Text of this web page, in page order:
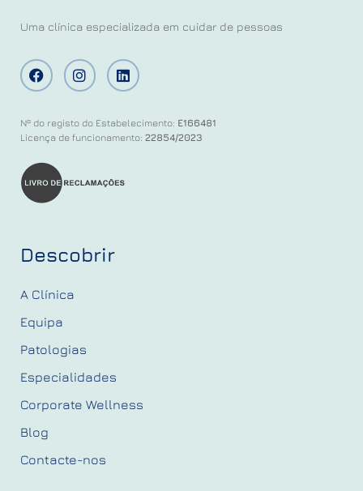
Uma clínica especializada em cuidar de pessoas
Nº do registo do Estabelecimento: E166481
Licença de funcionamento: 22854/2023
Descobrir
A Clínica
Equipa
Patologias
Especialidades
Corporate Wellness
Blog
Contacte-nos